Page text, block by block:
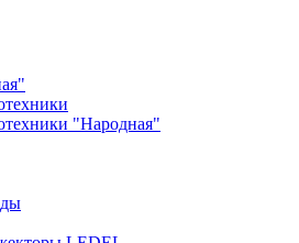
"Народная"